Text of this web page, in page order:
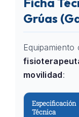
Grúas
movilidad:
Especificación
Técnica